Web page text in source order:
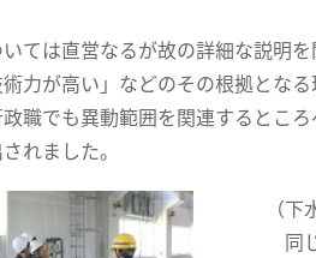
ては直営なるが故の詳細な説明を
術力が高い」などのその根拠となる
政職でも異動範囲を関連するとこ
れました。
（
同